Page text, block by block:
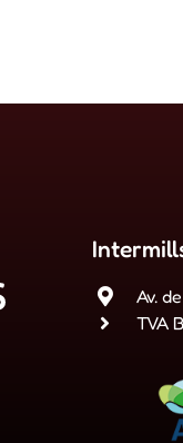
Av.
TVA